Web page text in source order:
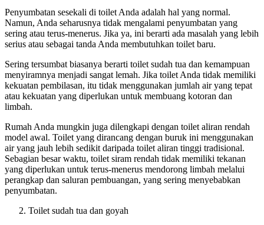
Penyumbatan sesekali di toilet Anda adalah hal yang normal.
Namun, Anda seharusnya tidak mengalami penyumbatan yang
sering atau terus-menerus. Jika ya, ini berarti ada masalah yang lebih
serius atau sebagai tanda Anda membutuhkan toilet baru.
Sering tersumbat biasanya berarti toilet sudah tua dan kemampuan
menyiramnya menjadi sangat lemah. Jika toilet Anda tidak memiliki
kekuatan pembilasan, itu tidak menggunakan jumlah air yang tepat
atau kekuatan yang diperlukan untuk membuang kotoran dan
limbah.
Rumah Anda mungkin juga dilengkapi dengan toilet aliran rendah
model awal. Toilet yang dirancang dengan buruk ini menggunakan
air yang jauh lebih sedikit daripada toilet aliran tinggi tradisional.
Sebagian besar waktu, toilet siram rendah tidak memiliki tekanan
yang diperlukan untuk terus-menerus mendorong limbah melalui
perangkap dan saluran pembuangan, yang sering menyebabkan
penyumbatan.
Toilet sudah tua dan goyah